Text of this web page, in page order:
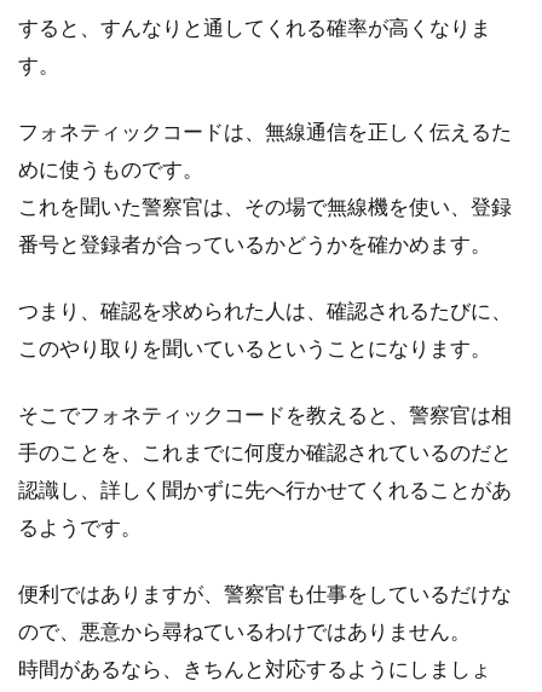
たら自転車は戻ってくる？
います。残...
自転車サドルを盗難防止しよう！
昔から自転車の盗難による犯行は続いておりま
す。更に最近では自転車自体でなくサドルなど
すると、すんなりと通してくれる確率が高くなりま
す。
フォネティックコードは、無線通信を正しく伝えるた
めに使うものです。
これを聞いた警察官は、その場で無線機を使い、登録
番号と登録者が合っているかどうかを確かめます。
つまり、確認を求められた人は、確認されるたびに、
このやり取りを聞いているということになります。
そこでフォネティックコードを教えると、警察官は相
手のことを、これまでに何度か確認されているのだと
認識し、詳しく聞かずに先へ行かせてくれることがあ
るようです。
便利ではありますが、警察官も仕事をしているだけな
ので、悪意から尋ねているわけではありません。
時間があるなら、きちんと対応するようにしましょ